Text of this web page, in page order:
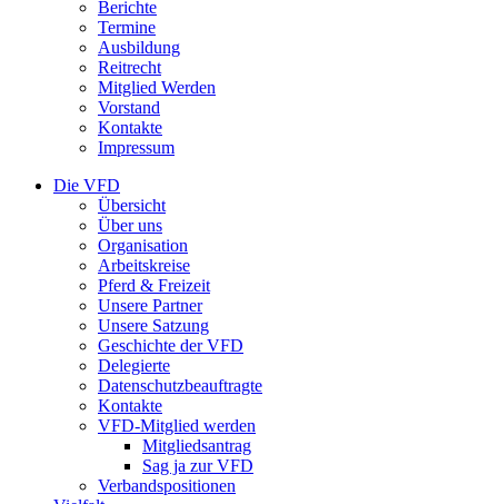
Berichte
Termine
Ausbildung
Reitrecht
Mitglied Werden
Vorstand
Kontakte
Impressum
Die VFD
Übersicht
Über uns
Organisation
Arbeitskreise
Pferd & Freizeit
Unsere Partner
Unsere Satzung
Geschichte der VFD
Delegierte
Datenschutzbeauftragte
Kontakte
VFD-Mitglied werden
Mitgliedsantrag
Sag ja zur VFD
Verbandspositionen